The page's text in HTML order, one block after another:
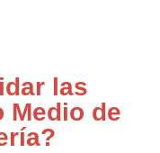
las
Medio de